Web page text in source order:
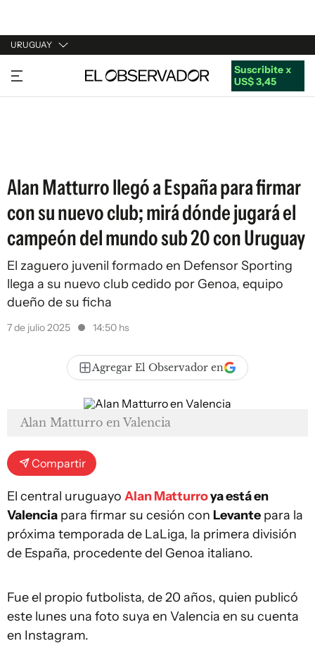
URUGUAY
URUGUAY
ARGENTINA
Suscribite x
US$ 3,45
Alan Matturro llegó a España para firmar
con su nuevo club; mirá dónde jugará el
campeón del mundo sub 20 con Uruguay
El zaguero juvenil formado en Defensor Sporting
llega a su nuevo club cedido por Genoa, equipo
dueño de su ficha
7 de julio 2025 14:50 hs
Agregar El Observador en
Alan Matturro en Valencia
Compartir
El central uruguayo Alan Matturroya está en
Valencia para firmar su cesión con Levante para la
próxima temporada de LaLiga, la primera división
de España, procedente del Genoa italiano.
Fue el propio futbolista, de 20 años, quien publicó
este lunes una foto suya en Valencia en su cuenta
en Instagram.